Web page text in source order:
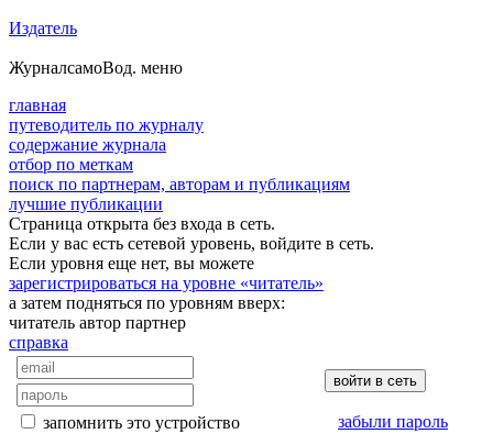
Издатель
ЖурналсамоВод. меню
главная
путеводитель по журналу
содержание журнала
отбор по меткам
поиск по партнерам, авторам и публикациям
лучшие публикации
Страница открыта без входа в сеть.
Если у вас есть сетевой уровень, войдите в сеть.
Если уровня еще нет, вы можете
зарегистрироваться на уровне «читатель»
а затем подняться по уровням вверх:
читатель автор партнер
справка
запомнить это устройство
забыли пароль